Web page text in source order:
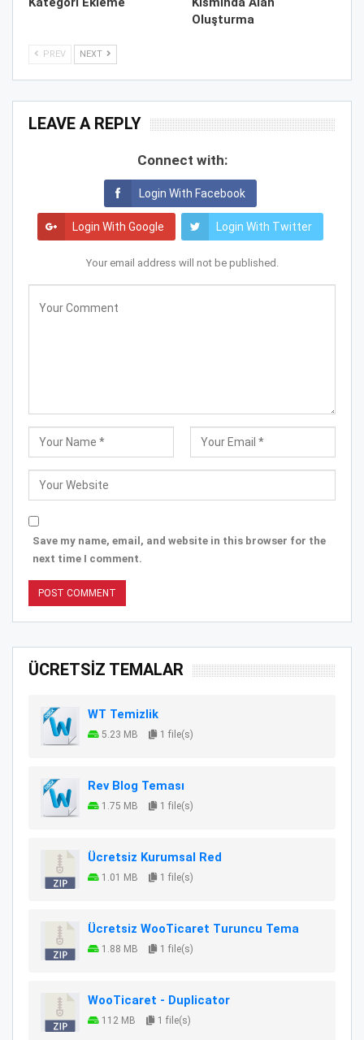
Oluşturma
PREV NEXT
LEAVE A REPLY
Connect with:
Login With Facebook
Login With Google Login With Twitter
Your email address will not be published.
Save my name, email, and website in this browser for the
next time I comment.
ÜCRETSİZ TEMALAR
WT Temizlik
5.23 MB 1 file(s)
Rev Blog Teması
1.75 MB 1 file(s)
Ücretsiz Kurumsal Red
1.01 MB 1 file(s)
Ücretsiz WooTicaret Turuncu Tema
1.88 MB 1 file(s)
WooTicaret - Duplicator
112 MB 1 file(s)